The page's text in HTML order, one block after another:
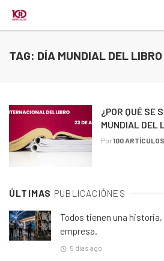
TAG: DÍA MUNDIAL DEL LIBRO
¿POR QUÉ SE
MUNDIAL DEL
Por100 ARTÍCULOS
ÚLTIMAS PUBLICACIÓNES
Todos tienen una
empresa.
5 días ago